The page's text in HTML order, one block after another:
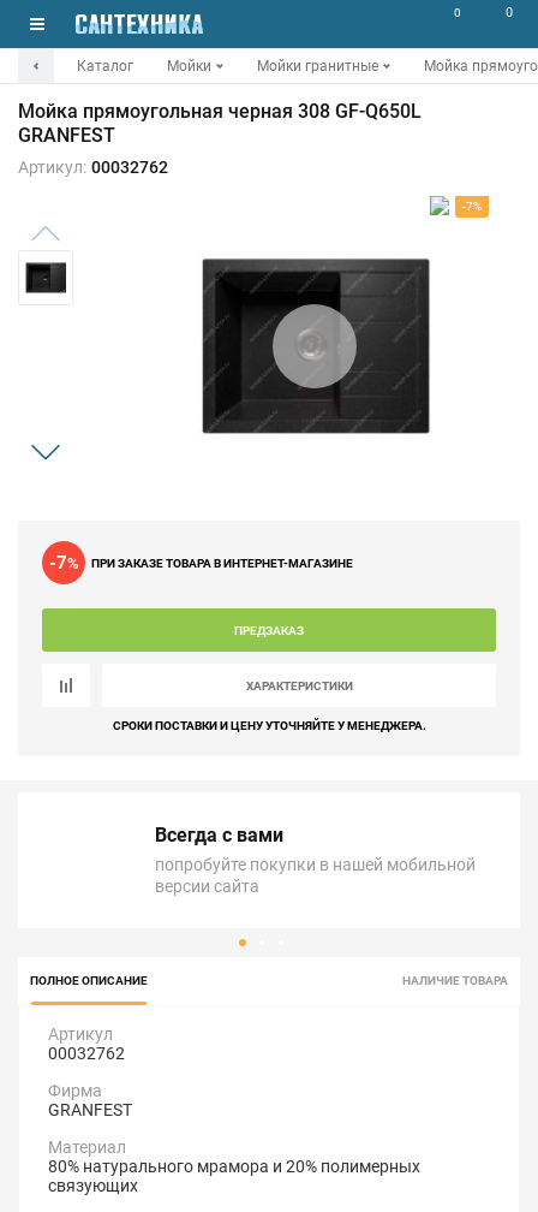
0 0
Каталог Мойки Мойки гранитные Мойка
Мойка прямоугольная черная 308 GF-Q650L
GRANFEST
Артикул: 00032762
-7%
-7% ПРИ ЗАКАЗЕ ТОВАРА В ИНТЕРНЕТ-МАГАЗИНЕ
ПРЕДЗАКАЗ
ХАРАКТЕРИСТИКИ
СРОКИ ПОСТАВКИ И ЦЕНУ УТОЧНЯЙТЕ У МЕНЕДЖЕРА.
Всегда с вами
попробуйте покупки в нашей мобильной
версии сайта
ПОЛНОЕ ОПИСАНИЕ НАЛИЧИЕ ТОВАРА
Артикул
00032762
Фирма
GRANFEST
Материал
80% натурального мрамора и 20% полимерных
связующих